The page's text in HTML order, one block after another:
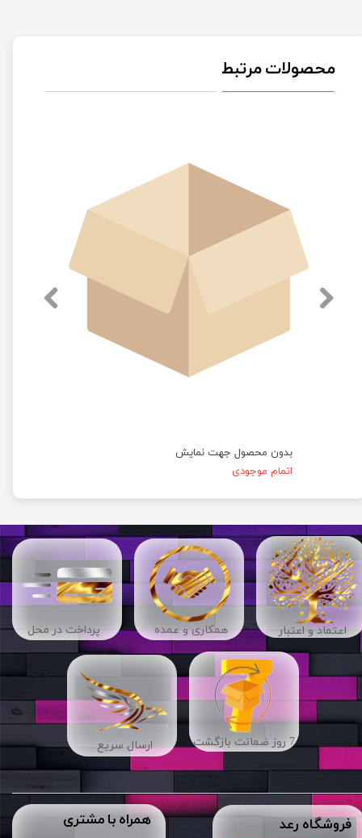
محصولات مرتبط
بدون محصول جهت نمایش
اتمام موجودی
ارسال سریع
​فروشگاه رعد همراه با مشتری
اعتماد و اعتبار
7 روز ضمانت بازگشت
پرداخت در محل ​​همکاری و عمده